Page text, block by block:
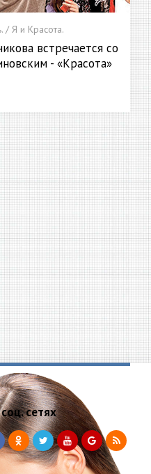
/ Я и Красота.
встречается со
- «Красота»
сетях